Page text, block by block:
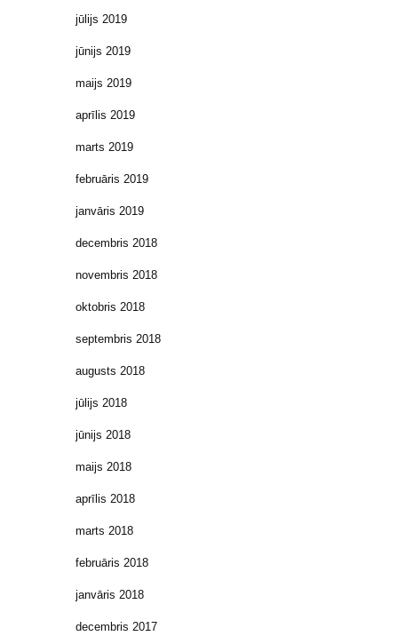
jūlijs 2019
jūnijs 2019
maijs 2019
aprīlis 2019
marts 2019
februāris 2019
janvāris 2019
decembris 2018
novembris 2018
oktobris 2018
septembris 2018
augusts 2018
jūlijs 2018
jūnijs 2018
maijs 2018
aprīlis 2018
marts 2018
februāris 2018
janvāris 2018
decembris 2017